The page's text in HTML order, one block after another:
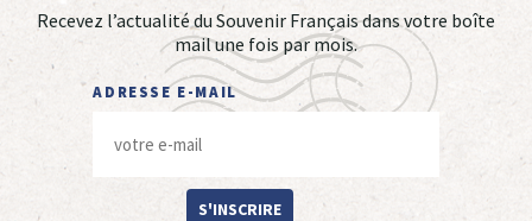
Recevez l’actualité du Souvenir Français dans votre boîte
mail une fois par mois.
ADRESSE E-MAIL
S'INSCRIRE